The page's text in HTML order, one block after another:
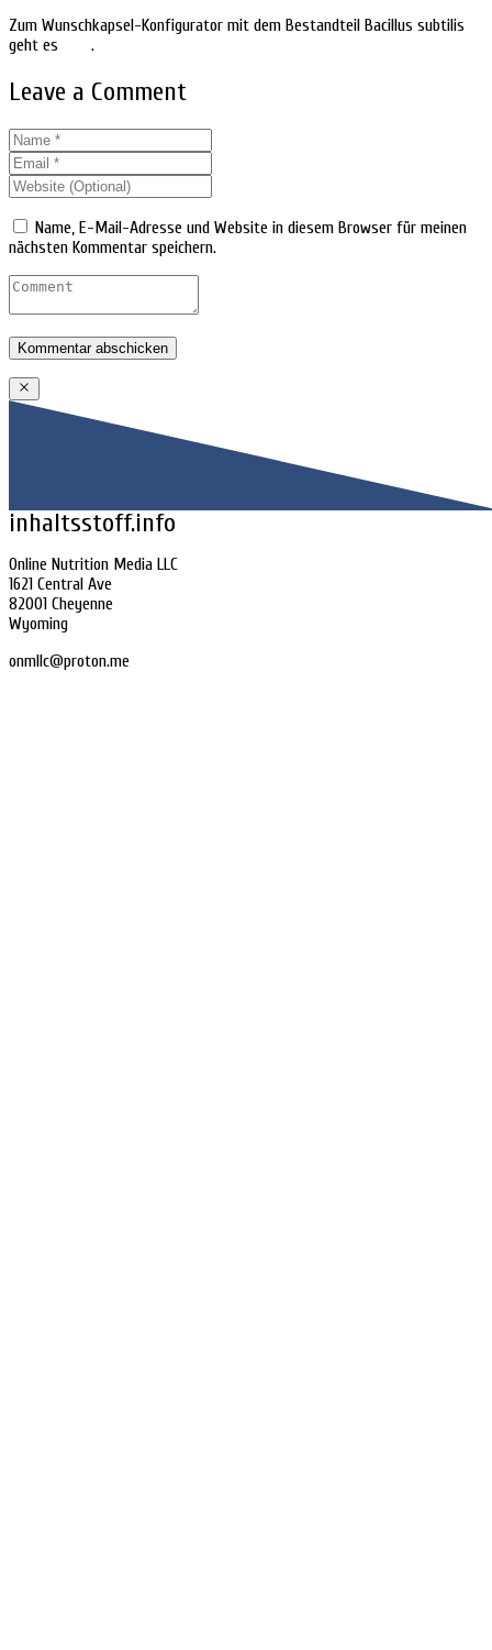
Zum Wunschkapsel-Konfigurator mit dem Bestandteil Bacillus subtilis
geht es
.
Leave a Comment
Name, E-Mail-Adresse und Website in diesem Browser für meinen
nächsten Kommentar speichern.
inhaltsstoff.info
Online Nutrition Media LLC
1621 Central Ave
82001 Cheyenne
Wyoming
onmllc@proton.me